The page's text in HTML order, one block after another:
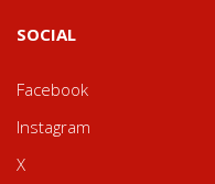
SOCIAL
Facebook
Instagram
X